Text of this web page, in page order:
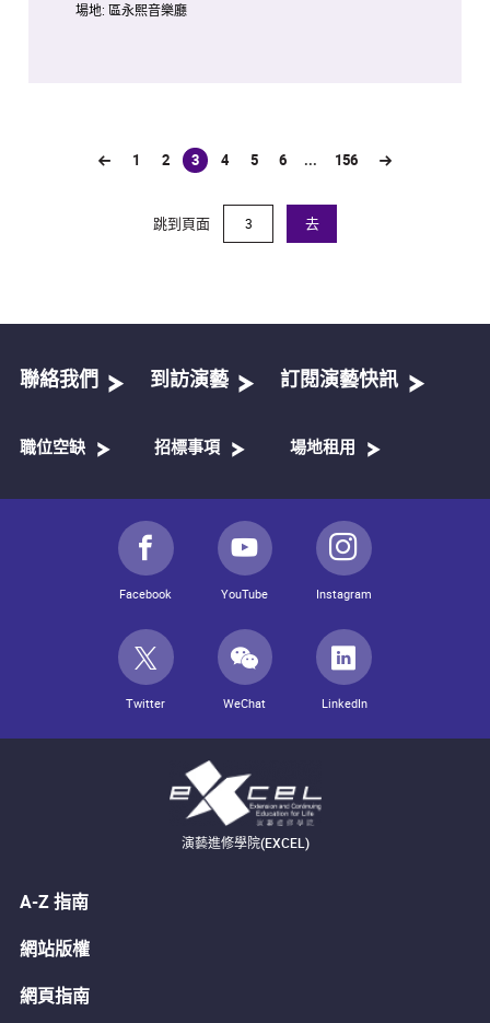
場地: 區永熙音樂廳
1 2 3
(current)
4 5 6 ... 156
跳到頁面 去
聯絡我們 到訪演藝 訂閱演藝快訊
職位空缺 招標事項 場地租用
Facebook YouTube Instagram
Twitter WeChat LinkedIn
演藝進修學院(EXCEL)
A-Z 指南
網站版權
網頁指南